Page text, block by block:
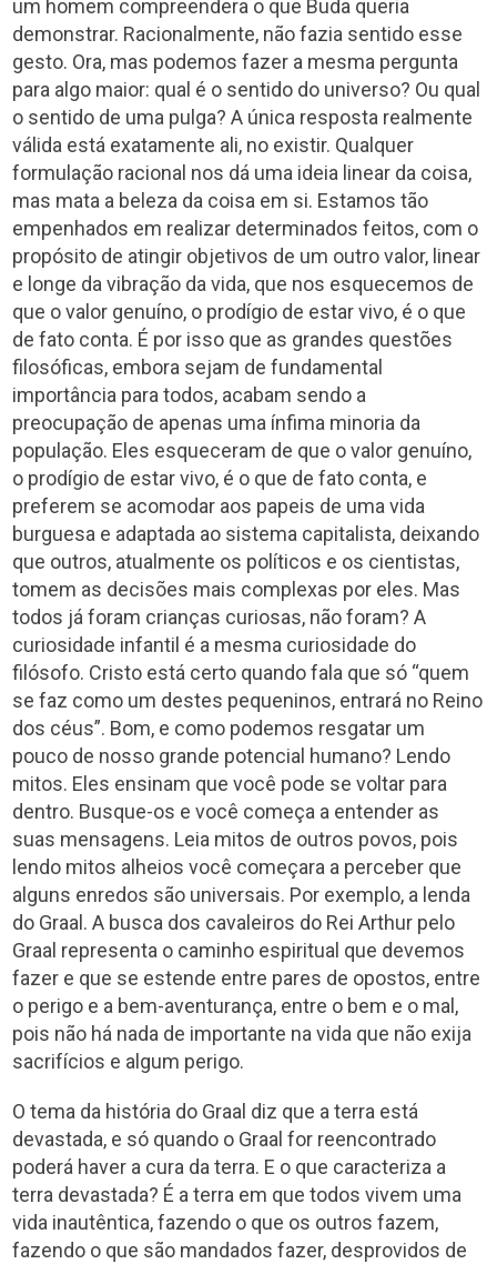
um homem compreendera o que Buda queria
demonstrar. Racionalmente, não fazia sentido esse
gesto. Ora, mas podemos fazer a mesma pergunta
para algo maior: qual é o sentido do universo? Ou qual
o sentido de uma pulga? A única resposta realmente
válida está exatamente ali, no existir. Qualquer
formulação racional nos dá uma ideia linear da coisa,
mas mata a beleza da coisa em si. Estamos tão
empenhados em realizar determinados feitos, com o
propósito de atingir objetivos de um outro valor, linear
e longe da vibração da vida, que nos esquecemos de
que o valor genuíno, o prodígio de estar vivo, é o que
de fato conta. É por isso que as grandes questões
filosóficas, embora sejam de fundamental
importância para todos, acabam sendo a
preocupação de apenas uma ínfima minoria da
população. Eles esqueceram de que o valor genuíno,
o prodígio de estar vivo, é o que de fato conta, e
preferem se acomodar aos papeis de uma vida
burguesa e adaptada ao sistema capitalista, deixando
que outros, atualmente os políticos e os cientistas,
tomem as decisões mais complexas por eles. Mas
todos já foram crianças curiosas, não foram? A
curiosidade infantil é a mesma curiosidade do
filósofo. Cristo está certo quando fala que só “quem
se faz como um destes pequeninos, entrará no Reino
dos céus”. Bom, e como podemos resgatar um
pouco de nosso grande potencial humano? Lendo
mitos. Eles ensinam que você pode se voltar para
dentro. Busque-os e você começa a entender as
suas mensagens. Leia mitos de outros povos, pois
lendo mitos alheios você começara a perceber que
alguns enredos são universais. Por exemplo, a lenda
do Graal. A busca dos cavaleiros do Rei Arthur pelo
Graal representa o caminho espiritual que devemos
fazer e que se estende entre pares de opostos, entre
o perigo e a bem-aventurança, entre o bem e o mal,
pois não há nada de importante na vida que não exija
sacrifícios e algum perigo.
O tema da história do Graal diz que a terra está
devastada, e só quando o Graal for reencontrado
poderá haver a cura da terra. E o que caracteriza a
terra devastada? É a terra em que todos vivem uma
vida inautêntica, fazendo o que os outros fazem,
fazendo o que são mandados fazer, desprovidos de